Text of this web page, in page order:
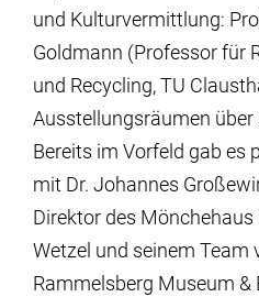
und Kulturvermittlung:
Goldmann (Professor für
und Recycling, TU
Ausstellungsräumen
Bereits im Vorfeld gab es
mit Dr. Johannes
Direktor des
Wetzel und seinem Team
Rammelsberg Museum &